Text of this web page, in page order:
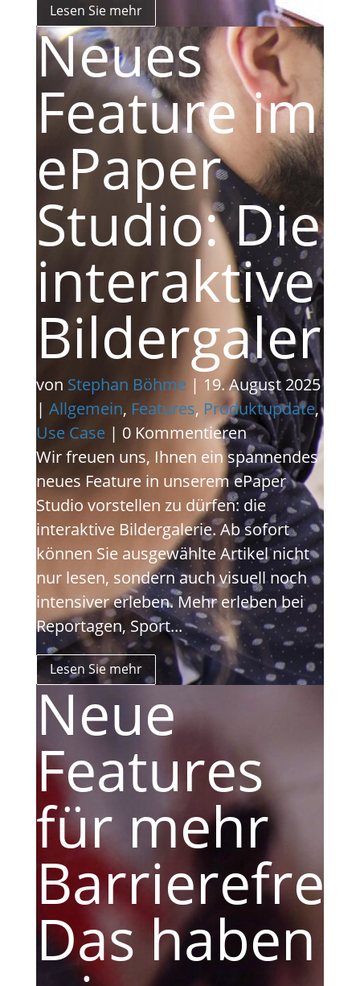
Lesen Sie mehr
Neues
Feature im
ePaper
Studio: Die
interaktive
von Stephan Böhme | 19. August 2025
| Allgemein, Features, Produktupdate,
Use Case| 0 Kommentieren
Wir freuen uns, Ihnen ein spannendes
neues Feature in unserem ePaper
Studio vorstellen zu dürfen: die
interaktive Bildergalerie. Ab sofort
können Sie ausgewählte Artikel nicht
nur lesen, sondern auch visuell noch
intensiver erleben. Mehr erleben bei
Reportagen, Sport...
Lesen Sie mehr
Neue
Features
für mehr
Das haben